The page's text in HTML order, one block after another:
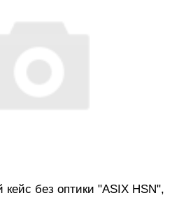
без оптики "ASIX HSN",